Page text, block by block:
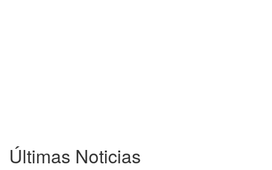
Últimas Noticias